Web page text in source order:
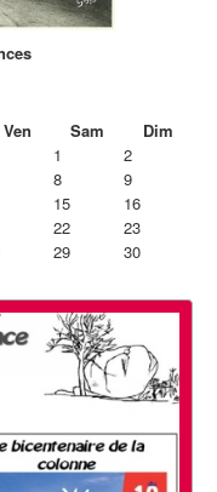
Ven Sam
Dim
1
2
8
9
15
16
22
23
29
30